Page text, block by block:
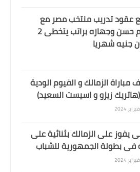
عقود تدريب منتخب مصر مع
حسام حسن وجهازه براتب يتخطى 2
جنيه شهريا
مباراة الزمالك و الفيوم الودية
يفوز على الزمالك بثنائية على
فى بطولة الجمهورية للشباب